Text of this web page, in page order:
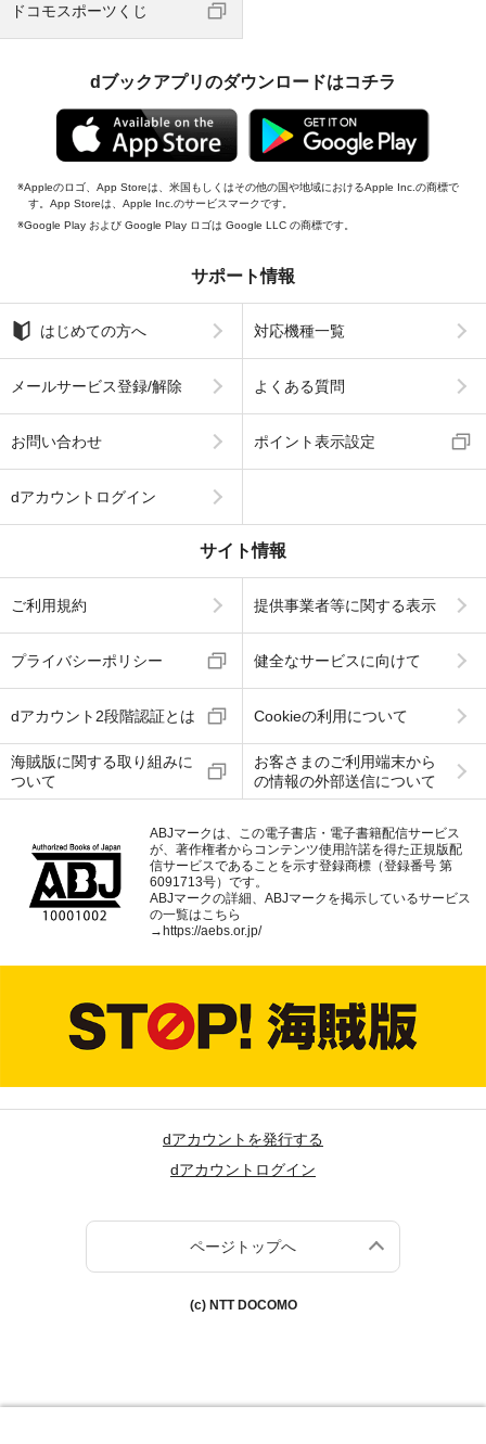
ドコモスポーツくじ
dブックアプリのダウンロードはコチラ
Appleのロゴ、App Storeは、米国もしくはその他の国や地域におけるApple Inc.の商標で
す。App Storeは、Apple Inc.のサービスマークです。
Google Play および Google Play ロゴは Google LLC の商標です。
サポート情報
はじめての方へ 対応機種一覧
メールサービス登録/解除 よくある質問
お問い合わせ ポイント表示設定
dアカウントログイン
サイト情報
ご利用規約 提供事業者等に関する表示
プライバシーポリシー 健全なサービスに向けて
dアカウント2段階認証とは Cookieの利用について
海賊版に関する取り組みに
ついて
お客さまのご利用端末から
の情報の外部送信について
ABJマークは、この電子書店・電子書籍配信サービス
が、著作権者からコンテンツ使用許諾を得た正規版配
信サービスであることを示す登録商標（登録番号 第
6091713号）です。
ABJマークの詳細、ABJマークを掲示しているサービス
の一覧はこちら
→ https://aebs.or.jp/
dアカウントを発行する
dアカウントログイン
ページトップへ
(c) NTT DOCOMO